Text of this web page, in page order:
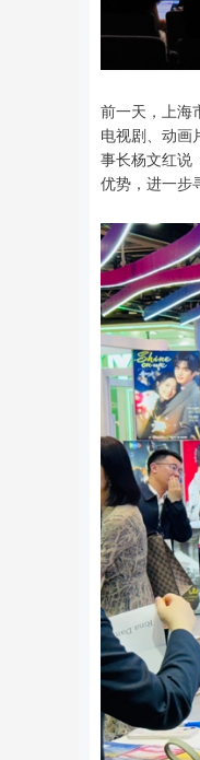
前一天，上海
电视剧、动画
事长杨文红说
优势，进一步